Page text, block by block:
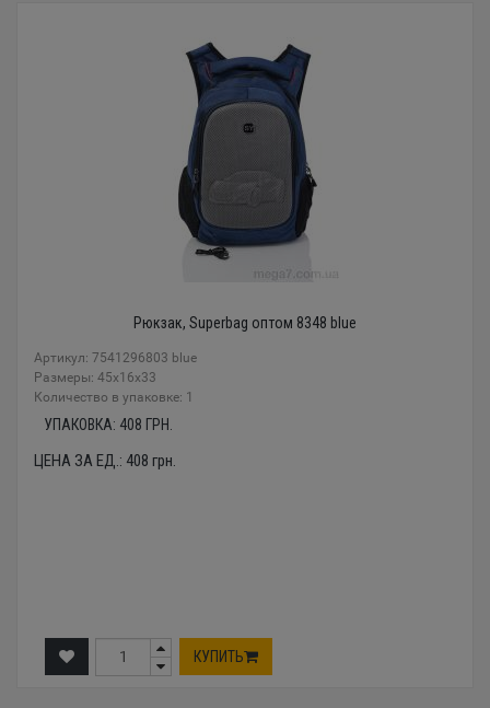
Рюкзак, Superbag оптом 8348 blue
Артикул: 7541296803 blue
Размеры: 45x16x33
Количество в упаковке: 1
УПАКОВКА: 408 ГРН.
ЦЕНА ЗА ЕД.: 408 грн.
КУПИТЬ